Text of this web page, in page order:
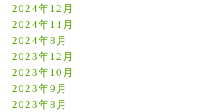
2024年12月
2024年11月
2024年8月
2023年12月
2023年10月
2023年9月
2023年8月